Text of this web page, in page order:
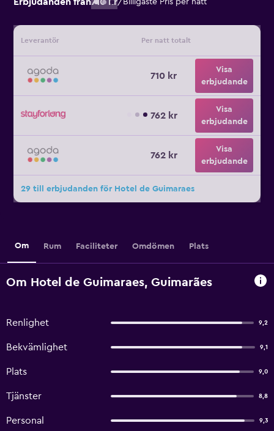
/ Billigaste Pris per natt
Leverantör Per natt totalt
710 kr
Visa
erbjudande
762 kr
Visa
erbjudande
762 kr
Visa
erbjudande
29 till erbjudanden för Hotel de Guimaraes
Om Rum Faciliteter Omdömen Plats
Om Hotel de Guimaraes, Guimarães
Renlighet 9,2
Bekvämlighet 9,1
Plats 9,0
Tjänster 8,8
Personal 9,3